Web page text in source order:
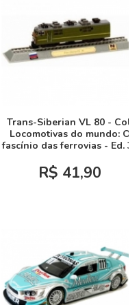
Trans-Siberian VL 80 - Col.
Locomotivas do mundo: O
fascínio das ferrovias - Ed. 33
R$ 41,90